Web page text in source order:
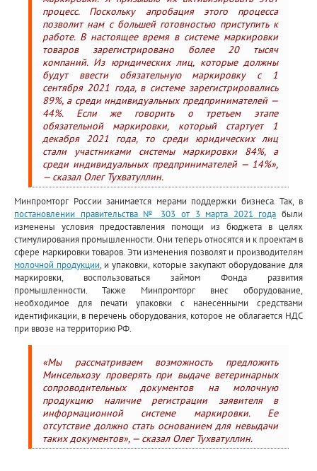
процесс. Поскольку апробация этого процесса
позволит нам с большей готовностью приступить к
работе. В настоящее время в системе маркировки
товаров зарегистрировано более 20 тысяч
компаний. Из юридических лиц, которые должны
будут ввести обязательную маркировку с 1
сентября 2021 года, в системе зарегистрировались
89%, а среди индивидуальных предпринимателей —
44%. Если же говорить о третьем этапе
обязательной маркировки, который стартует 1
декабря 2021 года, то среди юридических лиц
стали участниками системы маркировки 84%, а
среди индивидуальных предпринимателей — 14%»,
— сказал Олег Тухватуллин.
Минпромторг России занимается мерами поддержки бизнеса. Так, в
постановлении правительства № 303 от 3 марта 2021 года были
изменены условия предоставления помощи из бюджета в целях
стимулирования промышленности. Они теперь относятся и к проектам в
сфере маркировки товаров. Эти изменения позволят и производителям
молочной продукции, и упаковки, которые закупают оборудование для
маркировки, воспользоваться займом Фонда развития
промышленности. Также Минпромторг внес оборудование,
необходимое для печати упаковки с нанесенными средствами
идентификации, в перечень оборудования, которое не облагается НДС
при ввозе на территорию РФ.
«Мы рассматриваем возможность предложить
Минсельхозу проверять при выдаче ветеринарных
сопроводительных документов на молочную
продукцию наличие регистрации заявителя в
информационной системе маркировки. Ее
отсутствие должно стать основанием для невыдачи
таких документов», — сказал Олег Тухватуллин.